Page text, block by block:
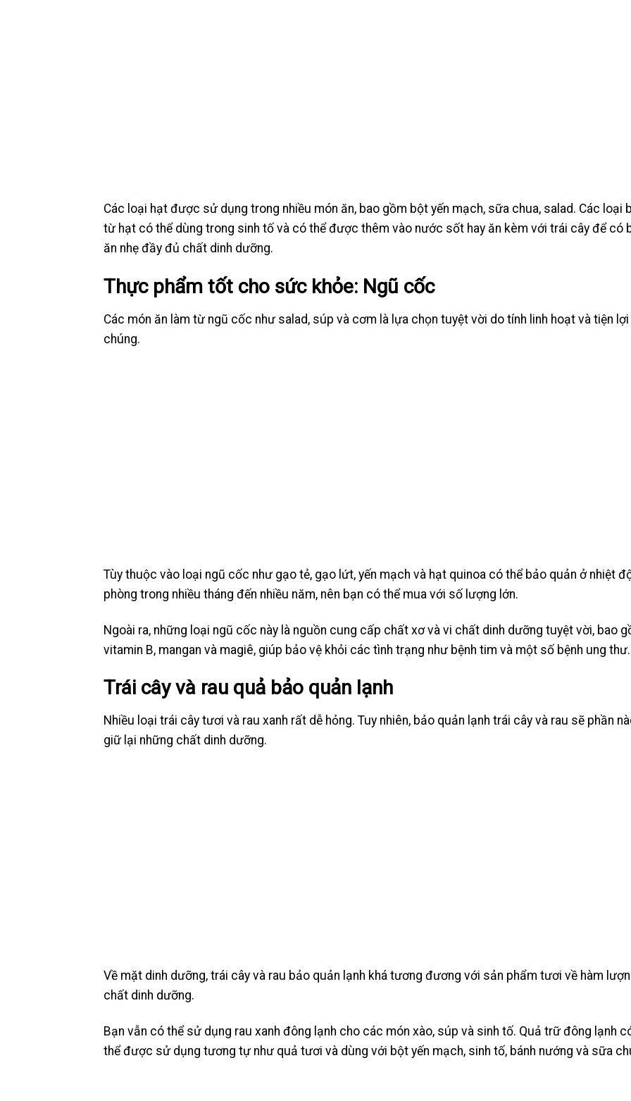
Các loại hạt được sử dụng trong nhiều món ăn, bao gồm bột yến mạch, sữa chua, salad. Các loại
từ hạt có thể dùng trong sinh tố và có thể được thêm vào nước sốt hay ăn kèm với trái cây để có
ăn nhẹ đầy đủ chất dinh dưỡng.
Thực phẩm tốt cho sức khỏe: Ngũ cốc
Các món ăn làm từ ngũ cốc như salad, súp và cơm là lựa chọn tuyệt vời do tính linh hoạt và tiện
chúng.
Tùy thuộc vào loại ngũ cốc như gạo tẻ, gạo lứt, yến mạch và hạt quinoa có thể bảo quản ở nhiệt
phòng trong nhiều tháng đến nhiều năm, nên bạn có thể mua với số lượng lớn.
Ngoài ra, những loại ngũ cốc này là nguồn cung cấp chất xơ và vi chất dinh dưỡng tuyệt vời, bao
vitamin B, mangan và magiê, giúp bảo vệ khỏi các tình trạng như bệnh tim và một số bệnh ung thư.
Trái cây và rau quả bảo quản lạnh
Nhiều loại trái cây tươi và rau xanh rất dễ hỏng. Tuy nhiên, bảo quản lạnh trái cây và rau sẽ phần
giữ lại những chất dinh dưỡng.
Về mặt dinh dưỡng, trái cây và rau bảo quản lạnh khá tương đương với sản phẩm tươi về hàm
chất dinh dưỡng.
Bạn vẫn có thể sử dụng rau xanh đông lạnh cho các món xào, súp và sinh tố. Quả trữ đông lạnh
thể được sử dụng tương tự như quả tươi và dùng với bột yến mạch, sinh tố, bánh nướng và sữa